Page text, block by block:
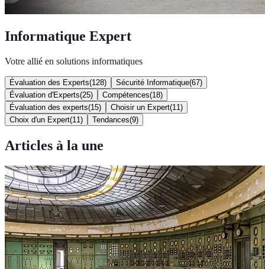
Informatique Expert
Votre allié en solutions informatiques
Évaluation des Experts(128) Sécurité Informatique(67)
Évaluation d'Experts(25) Compétences(18)
Évaluation des experts(15) Choisir un Expert(11 )
Choix d'un Expert(11 ) Tendances(9)
Articles à la une